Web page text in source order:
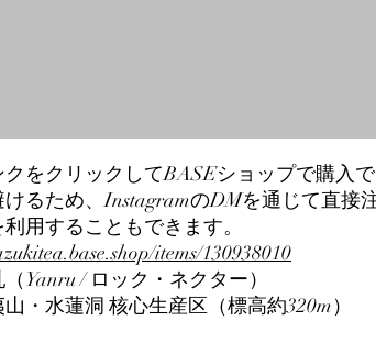
をクリックしてBASEショップで購入で
るため、InstagramのDMを通じて直接注
用することもできます。
items/130938010
Yanru / ロック・ネクター）
・水蓮洞 核心生産区（標高約320m）